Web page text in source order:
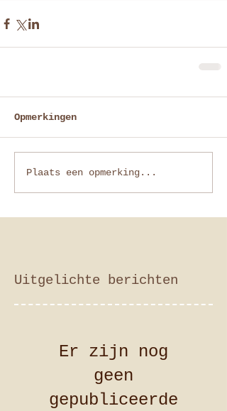
Opmerkingen
Plaats een opmerking...
Uitgelichte berichten
Er zijn nog
geen
gepubliceerde